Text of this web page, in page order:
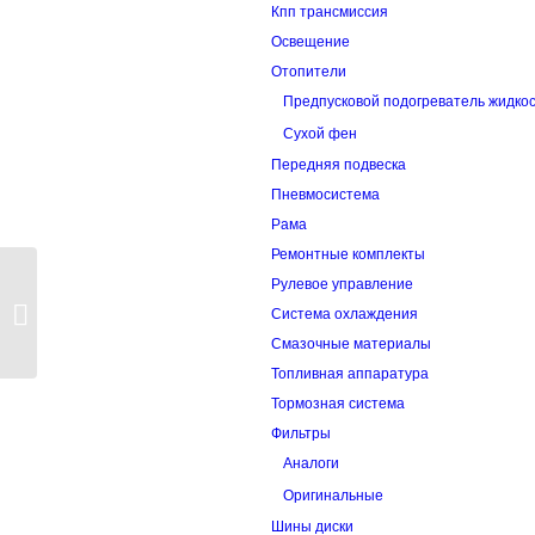
Кпп трансмиссия
Освещение
Отопители
Предпусковой подогреватель
Сухой фен
Передняя подвеска
Пневмосистема
Рама
Ремонтные комплекты
Рулевое управление
Система охлаждения
Смазочные материалы
Топливная аппаратура
Тормозная система
Фильтры
Аналоги
Оригинальные
Шины диски